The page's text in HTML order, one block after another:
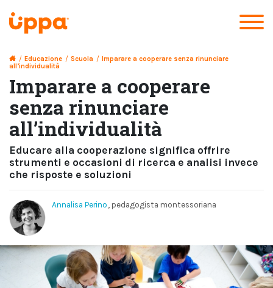
/ Educazione / Scuola /
Imparare a cooperare senza rinunciare
all’individualità
Imparare a cooperare
senza rinunciare
all’individualità
Educare alla cooperazione significa offrire
strumenti e occasioni di ricerca e analisi invece
che risposte e soluzioni
Annalisa Perino , pedagogista montessoriana